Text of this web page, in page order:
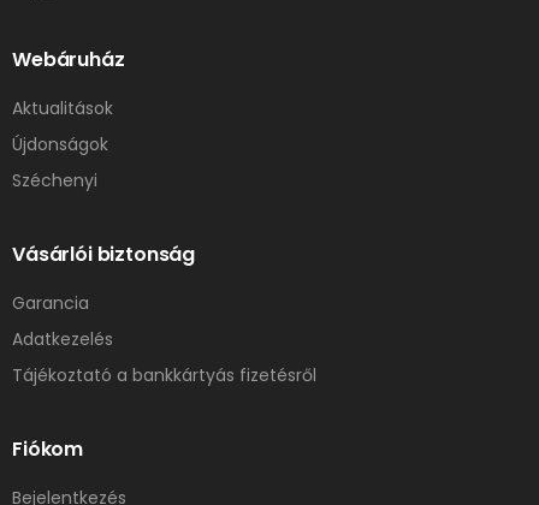
Webáruház
Aktualitások
Újdonságok
Széchenyi
Vásárlói biztonság
Garancia
Adatkezelés
Tájékoztató a bankkártyás fizetésről
Fiókom
Bejelentkezés